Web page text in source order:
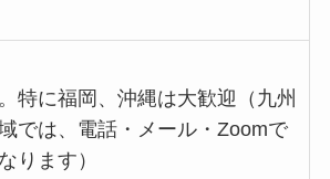
特に福岡、沖縄は大歓迎（九州
では、電話・メール・Zoomで
ります）